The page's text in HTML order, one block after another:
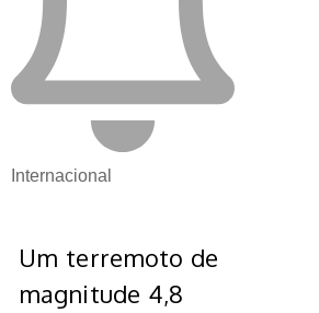
Internacional
Um terremoto de
magnitude 4,8